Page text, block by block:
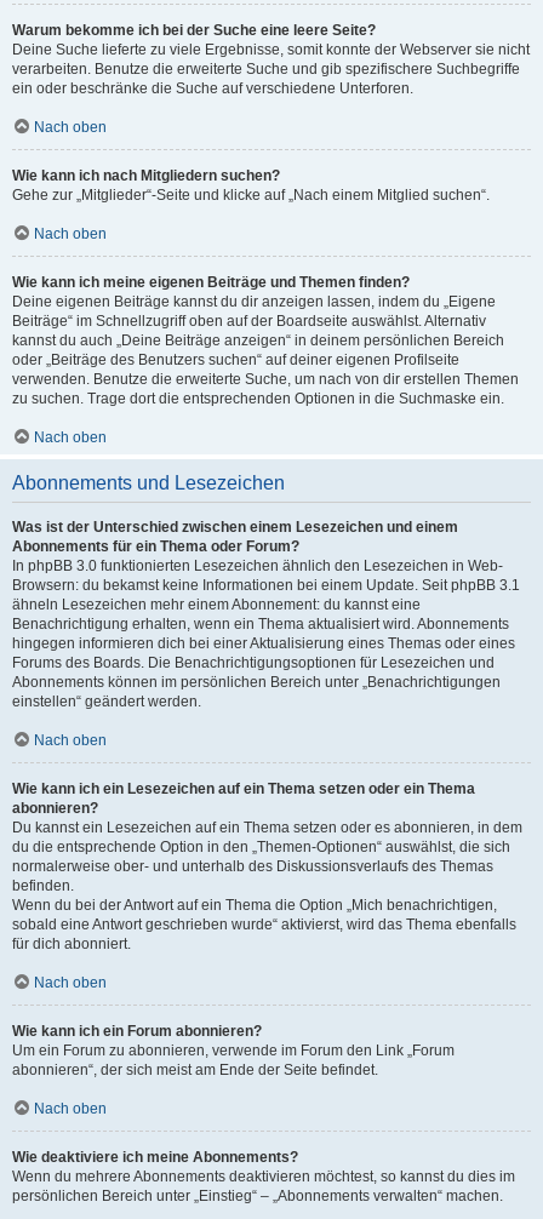
Warum bekomme ich bei der Suche eine leere Seite?
Deine Suche lieferte zu viele Ergebnisse, somit konnte der Webserver sie nicht
verarbeiten. Benutze die erweiterte Suche und gib spezifischere Suchbegriffe
ein oder beschränke die Suche auf verschiedene Unterforen.
Nach oben
Wie kann ich nach Mitgliedern suchen?
Gehe zur „Mitglieder“-Seite und klicke auf „Nach einem Mitglied suchen“.
Nach oben
Wie kann ich meine eigenen Beiträge und Themen finden?
Deine eigenen Beiträge kannst du dir anzeigen lassen, indem du „Eigene
Beiträge“ im Schnellzugriff oben auf der Boardseite auswählst. Alternativ
kannst du auch „Deine Beiträge anzeigen“ in deinem persönlichen Bereich
oder „Beiträge des Benutzers suchen“ auf deiner eigenen Profilseite
verwenden. Benutze die erweiterte Suche, um nach von dir erstellen Themen
zu suchen. Trage dort die entsprechenden Optionen in die Suchmaske ein.
Nach oben
Abonnements und Lesezeichen
Was ist der Unterschied zwischen einem Lesezeichen und einem
Abonnements für ein Thema oder Forum?
In phpBB 3.0 funktionierten Lesezeichen ähnlich den Lesezeichen in Web-
Browsern: du bekamst keine Informationen bei einem Update. Seit phpBB 3.1
ähneln Lesezeichen mehr einem Abonnement: du kannst eine
Benachrichtigung erhalten, wenn ein Thema aktualisiert wird. Abonnements
hingegen informieren dich bei einer Aktualisierung eines Themas oder eines
Forums des Boards. Die Benachrichtigungsoptionen für Lesezeichen und
Abonnements können im persönlichen Bereich unter „Benachrichtigungen
einstellen“ geändert werden.
Nach oben
Wie kann ich ein Lesezeichen auf ein Thema setzen oder ein Thema
abonnieren?
Du kannst ein Lesezeichen auf ein Thema setzen oder es abonnieren, in dem
du die entsprechende Option in den „Themen-Optionen“ auswählst, die sich
normalerweise ober- und unterhalb des Diskussionsverlaufs des Themas
befinden.
Wenn du bei der Antwort auf ein Thema die Option „Mich benachrichtigen,
sobald eine Antwort geschrieben wurde“ aktivierst, wird das Thema ebenfalls
für dich abonniert.
Nach oben
Wie kann ich ein Forum abonnieren?
Um ein Forum zu abonnieren, verwende im Forum den Link „Forum
abonnieren“, der sich meist am Ende der Seite befindet.
Nach oben
Wie deaktiviere ich meine Abonnements?
Wenn du mehrere Abonnements deaktivieren möchtest, so kannst du dies im
persönlichen Bereich unter „Einstieg“ – „Abonnements verwalten“ machen.